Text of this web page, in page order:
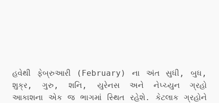
હવેથી ફેબ્રુઆરી (February) ના અંત સુધી, બુધ,
શુક્ર, ગુરુ, શનિ, યુરેનસ અને નેપ્ચ્યુન ગ્રહો
આકાશના એક જ ભાગમાં સ્થિત રહેશે. કેટલાક ગ્રહોને